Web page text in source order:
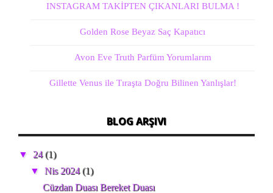
INSTAGRAM TAKİPTEN ÇIKANLARI BULMA !
Golden Rose Beyaz Saç Kapatıcı
Avon Eve Truth Parfüm Yorumlarım
Gillette Venus ile Tıraşta Doğru Bilinen Yanlışlar!
BLOG ARŞIVI
▼ 24(1)
▼Nis 2024(1)
Cüzdan Duası Bereket Duası